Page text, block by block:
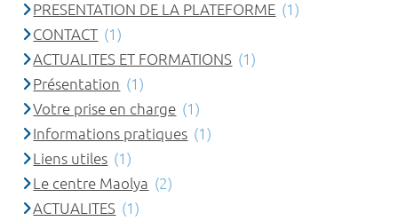
PRESENTATION DE LA PLATEFORME (1)
CONTACT (1)
ACTUALITES ET FORMATIONS (1)
Présentation (1)
Votre prise en charge (1)
Informations pratiques (1)
Liens utiles (1)
Le centre Maolya (2)
ACTUALITES (1)